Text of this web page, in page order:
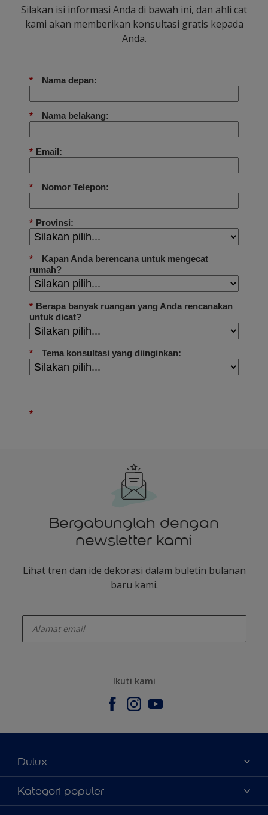
Silakan isi informasi Anda di bawah ini, dan ahli cat
kami akan memberikan konsultasi gratis kepada
Anda.
Bergabunglah dengan
newsletter kami
Lihat tren dan ide dekorasi dalam buletin bulanan
baru kami.
Ikuti kami
Dulux
Tentang Kami
Contact us
Kategori populer